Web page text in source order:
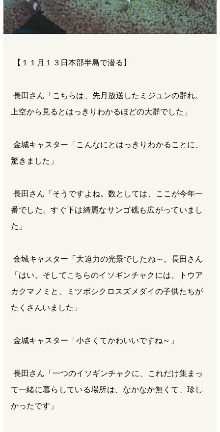
【１１月１３日本部半島で潜る】
長田さん「こちらは、先月放送したミジュンの群れ。
上空から見るとはっきりわかるほどの大群でした」
金城キャスター「こんなにとはっきりわかることに、
驚きました」
長田さん「そうですよね。数としては、ここが今年一
番でした。すぐ下は綺麗なサンゴ礁も広がっていまし
た」
金城キャスター「大迫力の光景でしたね～。長田さん
「はい。そしてこちらのイソギンチャクには、トウア
カクマノミと、ミツボシクロスズメダイの子供たちが
たくさんいました」
金城キャスター「小さくてかわいいですね～」
長田さん「一つのイソギンチャクに、これだけ集まっ
て一緒に暮らしている場所は、なかなか無くて、珍し
かったです」